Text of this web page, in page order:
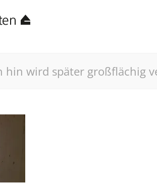
hin wird später großflächig